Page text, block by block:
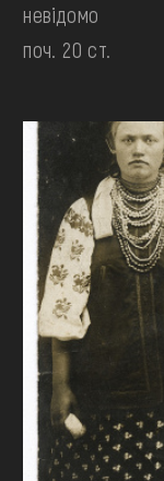
невідомо
поч. 20 ст.